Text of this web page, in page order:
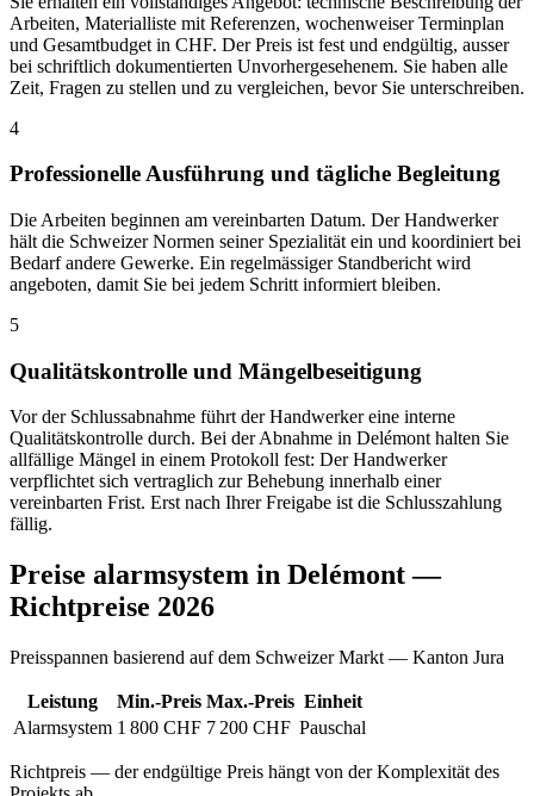
Arbeiten, Materialliste mit Referenzen, wochenweiser Terminplan
und Gesamtbudget in CHF. Der Preis ist fest und endgültig, ausser
bei schriftlich dokumentierten Unvorhergesehenem. Sie haben alle
Zeit, Fragen zu stellen und zu vergleichen, bevor Sie unterschreiben.
4
Professionelle Ausführung und tägliche Begleitung
Die Arbeiten beginnen am vereinbarten Datum. Der Handwerker
hält die Schweizer Normen seiner Spezialität ein und koordiniert bei
Bedarf andere Gewerke. Ein regelmässiger Standbericht wird
angeboten, damit Sie bei jedem Schritt informiert bleiben.
5
Qualitätskontrolle und Mängelbeseitigung
Vor der Schlussabnahme führt der Handwerker eine interne
Qualitätskontrolle durch. Bei der Abnahme in Delémont halten Sie
allfällige Mängel in einem Protokoll fest: Der Handwerker
verpflichtet sich vertraglich zur Behebung innerhalb einer
vereinbarten Frist. Erst nach Ihrer Freigabe ist die Schlusszahlung
fällig.
Preise alarmsystem in Delémont —
Richtpreise 2026
Preisspannen basierend auf dem Schweizer Markt — Kanton Jura
Leistung Min.-Preis Max.-Preis Einheit
Alarmsystem 1 800 CHF 7 200 CHF Pauschal
Richtpreis — der endgültige Preis hängt von der Komplexität des